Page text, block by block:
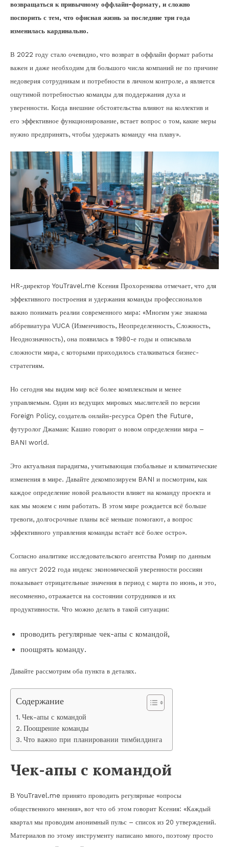
возвращаться к привычному оффлайн-формату, и сложно
поспорить с тем, что офисная жизнь за последние три года
изменилась кардинально.
В 2022 году стало очевидно, что возврат в оффлайн формат работы
важен и даже необходим для большого числа компаний не по причине
недоверия сотрудникам и потребности в личном контроле, а является
ощутимой потребностью команды для поддержания духа и
уверенности. Когда внешние обстоятельства влияют на коллектив и
его эффективное функционирование, встает вопрос о том, какие меры
нужно предпринять, чтобы удержать команду «на плаву».
HR-директор YouTravel.me Ксения Прохоренкова отмечает, что для
эффективного построения и удержания команды профессионалов
важно понимать реалии современного мира: «Многим уже знакома
аббревиатура VUCA (Изменчивость, Неопределенность, Сложность,
Неоднозначность), она появилась в 1980-е годы и описывала
сложности мира, с которыми приходилось сталкиваться бизнес-
стратегиям.
Но сегодня мы видим мир всё более комплексным и менее
управляемым. Один из ведущих мировых мыслителей по версии
Foreign Policy, создатель онлайн-ресурса Open the Future,
футуролог Джамаис Кашио говорит о новом определении мира –
BANI world.
Это актуальная парадигма, учитывающая глобальные и климатические
изменения в мире. Давайте декомпозируем BANI и посмотрим, как
каждое определение новой реальности влияет на команду проекта и
как мы можем с ним работать. В этом мире рождается всё больше
тревоги, долгосрочные планы всё меньше помогают, а вопрос
эффективного управления команды встаёт всё более остро».
Согласно аналитике исследовательского агентства Ромир по данным
на август 2022 года индекс экономической уверенности россиян
показывает отрицательные значения в период с марта по июнь, и это,
несомненно, отражается на состоянии сотрудников и их
продуктивности. Что можно делать в такой ситуации:
проводить регулярные чек-апы с командой,
поощрять команду.
Давайте рассмотрим оба пункта в деталях.
Содержание
Чек-апы с командой
Поощрение команды
Что важно при планировании тимбилдинга
Чек-апы с командой
В YouTravel.me принято проводить регулярные «опросы
общественного мнения», вот что об этом говорит Ксения: «Каждый
квартал мы проводим анонимный пульс – список из 20 утверждений.
Материалов по этому инструменту написано много, поэтому просто